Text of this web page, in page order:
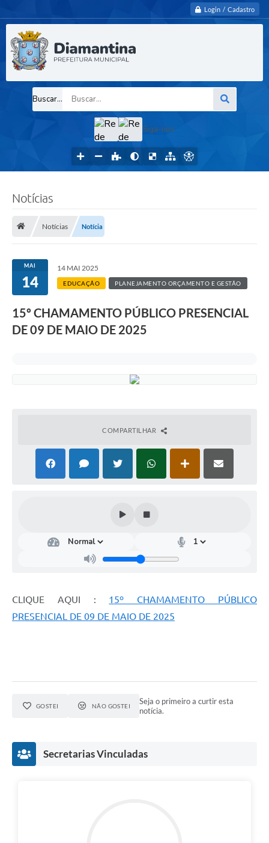
Login / Cadastro
Buscar...
Siga-nos
Notícias
Notícias Notícia
MAI
14
14 MAI 2025
EDUCAÇÃO PLANEJAMENTO ORÇAMENTO E GESTÃO
15º CHAMAMENTO PÚBLICO PRESENCIAL
DE 09 DE MAIO DE 2025
COMPARTILHAR
CLIQUE AQUI : 15º CHAMAMENTO PÚBLICO
PRESENCIAL DE 09 DE MAIO DE 2025
GOSTEI NÃO GOSTEI
Seja o primeiro a curtir esta
notícia.
Secretarias Vinculadas